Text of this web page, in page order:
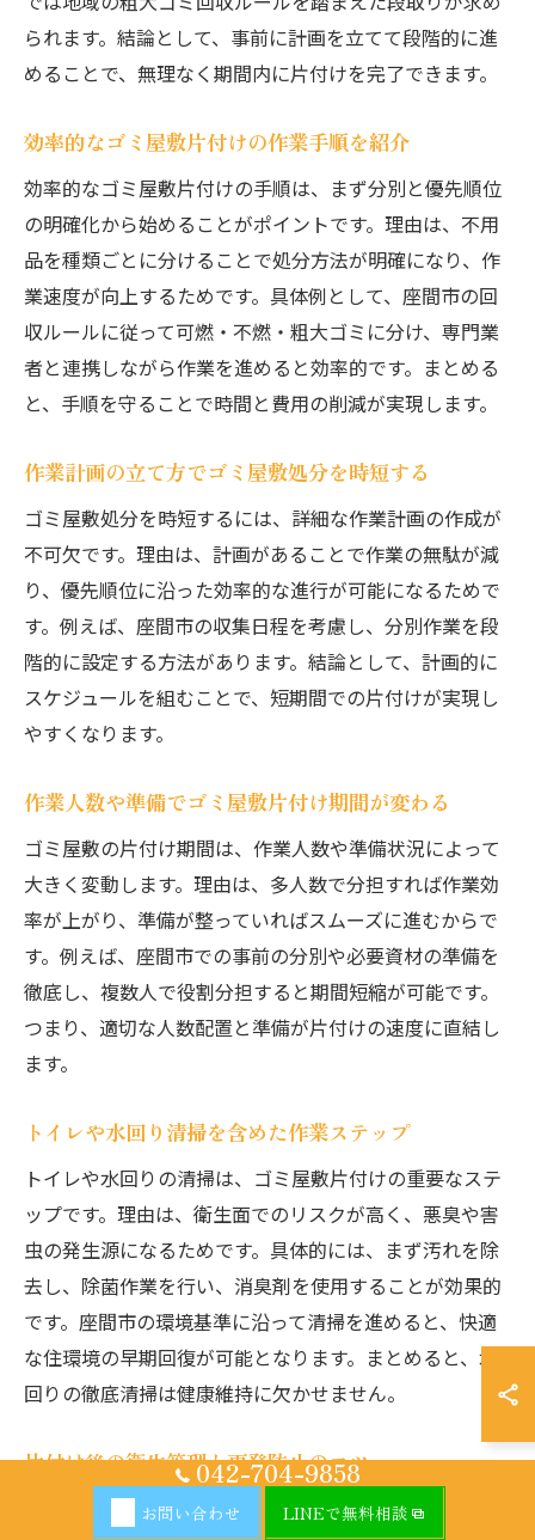
られます。結論として、事前に計画を立てて段階的に進
めることで、無理なく期間内に片付けを完了できます。
効率的なゴミ屋敷片付けの作業手順を紹介
効率的なゴミ屋敷片付けの手順は、まず分別と優先順位
の明確化から始めることがポイントです。理由は、不用
品を種類ごとに分けることで処分方法が明確になり、作
業速度が向上するためです。具体例として、座間市の回
収ルールに従って可燃・不燃・粗大ゴミに分け、専門業
者と連携しながら作業を進めると効率的です。まとめる
と、手順を守ることで時間と費用の削減が実現します。
作業計画の立て方でゴミ屋敷処分を時短する
ゴミ屋敷処分を時短するには、詳細な作業計画の作成が
不可欠です。理由は、計画があることで作業の無駄が減
り、優先順位に沿った効率的な進行が可能になるためで
す。例えば、座間市の収集日程を考慮し、分別作業を段
階的に設定する方法があります。結論として、計画的に
スケジュールを組むことで、短期間での片付けが実現し
やすくなります。
作業人数や準備でゴミ屋敷片付け期間が変わる
ゴミ屋敷の片付け期間は、作業人数や準備状況によって
大きく変動します。理由は、多人数で分担すれば作業効
率が上がり、準備が整っていればスムーズに進むからで
す。例えば、座間市での事前の分別や必要資材の準備を
徹底し、複数人で役割分担すると期間短縮が可能です。
つまり、適切な人数配置と準備が片付けの速度に直結し
ます。
トイレや水回り清掃を含めた作業ステップ
トイレや水回りの清掃は、ゴミ屋敷片付けの重要なステ
ップです。理由は、衛生面でのリスクが高く、悪臭や害
虫の発生源になるためです。具体的には、まず汚れを除
去し、除菌作業を行い、消臭剤を使用することが効果的
です。座間市の環境基準に沿って清掃を進めると、快適
な住環境の早期回復が可能となります。まとめると、水
回りの徹底清掃は健康維持に欠かせません。
片付け後の衛生管理と再発防止のコツ
片付け後の衛生管理と再発防止には、日常的な清掃習慣
042-704-9858
お問い合わせ LINEで無料相談